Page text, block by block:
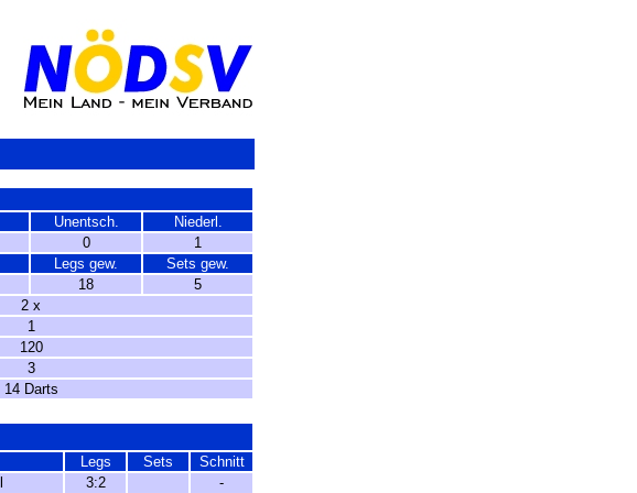
Unentsch.
Niederl.
0
1
Legs gew.
Sets gew.
18
5
2 x
1
120
3
14 Darts
Legs Sets
Schnitt
3:2
-